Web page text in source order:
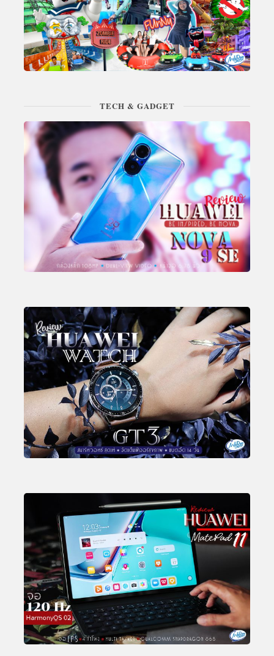
TECH & GADGET